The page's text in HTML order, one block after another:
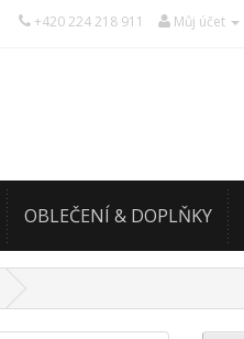
+420 224 218 911 Můj účet
OBLEČENÍ & DOPLŇKY